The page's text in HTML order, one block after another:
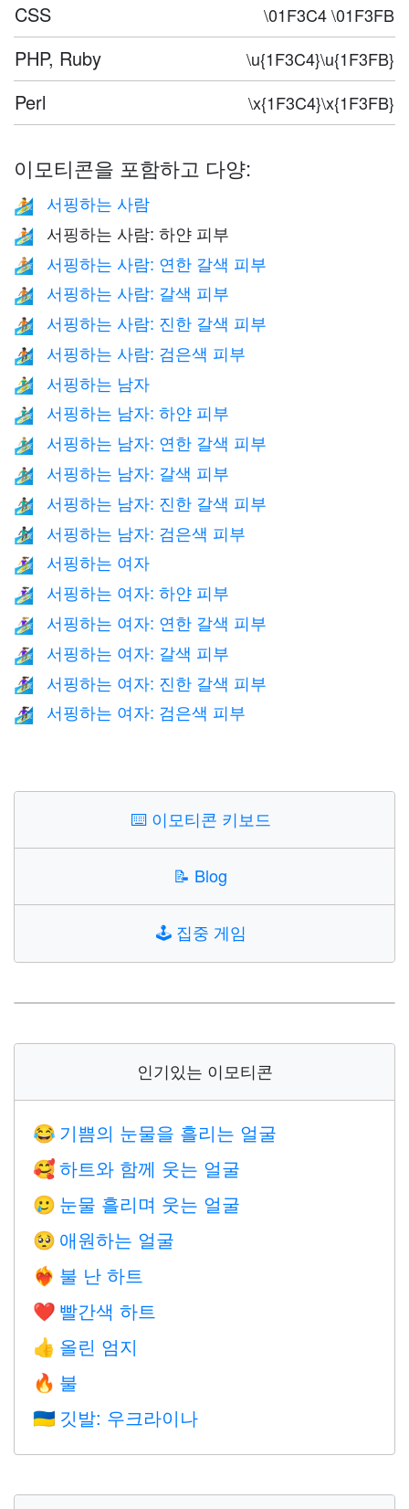
CSS \01F3C4 \01F3FB
PHP, Ruby \u{1F3C4}\u{1F3FB}
Perl \x{1F3C4}\x{1F3FB}
이모티콘을 포함하고 다양:
🏄 서핑하는 사람
🏄🏻 서핑하는 사람: 하얀 피부
🏄🏼 서핑하는 사람: 연한 갈색 피부
🏄🏽 서핑하는 사람: 갈색 피부
🏄🏾 서핑하는 사람: 진한 갈색 피부
🏄🏿 서핑하는 사람: 검은색 피부
🏄‍♂️ 서핑하는 남자
🏄🏻‍♂️ 서핑하는 남자: 하얀 피부
🏄🏼‍♂️ 서핑하는 남자: 연한 갈색 피부
🏄🏽‍♂️ 서핑하는 남자: 갈색 피부
🏄🏾‍♂️ 서핑하는 남자: 진한 갈색 피부
🏄🏿‍♂️ 서핑하는 남자: 검은색 피부
🏄‍♀️ 서핑하는 여자
🏄🏻‍♀️ 서핑하는 여자: 하얀 피부
🏄🏼‍♀️ 서핑하는 여자: 연한 갈색 피부
🏄🏽‍♀️ 서핑하는 여자: 갈색 피부
🏄🏾‍♀️ 서핑하는 여자: 진한 갈색 피부
🏄🏿‍♀️ 서핑하는 여자: 검은색 피부
⌨️ 이모티콘 키보드
📝 Blog
🕹️ 집중 게임
인기있는 이모티콘
😂 기쁨의 눈물을 흘리는 얼굴
🥰 하트와 함께 웃는 얼굴
🥲 눈물 흘리며 웃는 얼굴
🥺 애원하는 얼굴
❤️‍🔥 불 난 하트
❤️ 빨간색 하트
👍 올린 엄지
🔥 불
🇺🇦 깃발: 우크라이나